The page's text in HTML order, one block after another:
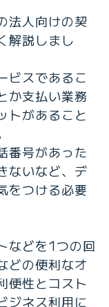
法人向けの契
解説しまし
ビスであるこ
か支払い業務
トがあること
番号があった
ないなど、デ
をつける必要
などを1つの回
どの便利なオ
便性とコスト
ジネス利用に